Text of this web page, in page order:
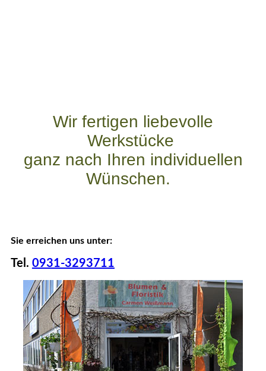
Wir fertigen liebevolle
Werkstücke
ganz nach Ihren individuellen
Wünschen.
Sie erreichen uns unter:
Tel. 0931-3293711